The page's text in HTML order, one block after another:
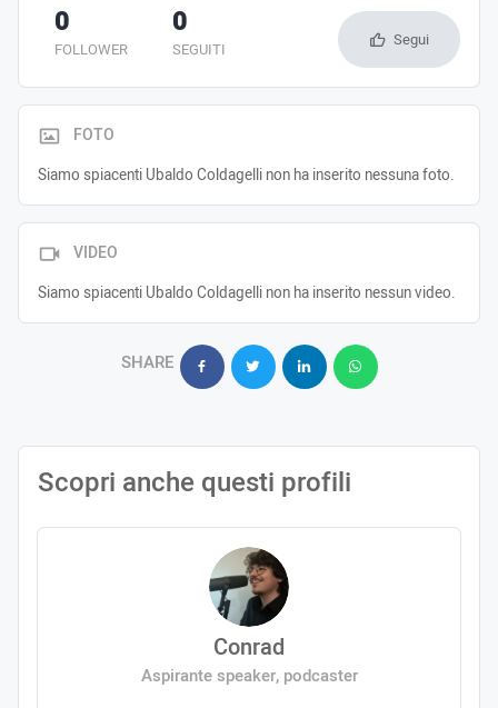
FOLLOWER
0
SEGUITI
0 Segui
FOTO
Siamo spiacenti Ubaldo Coldagelli non ha inserito nessuna foto.
VIDEO
Siamo spiacenti Ubaldo Coldagelli non ha inserito nessun video.
SHARE
Scopri anche questi profili
Conrad
Aspirante speaker, podcaster